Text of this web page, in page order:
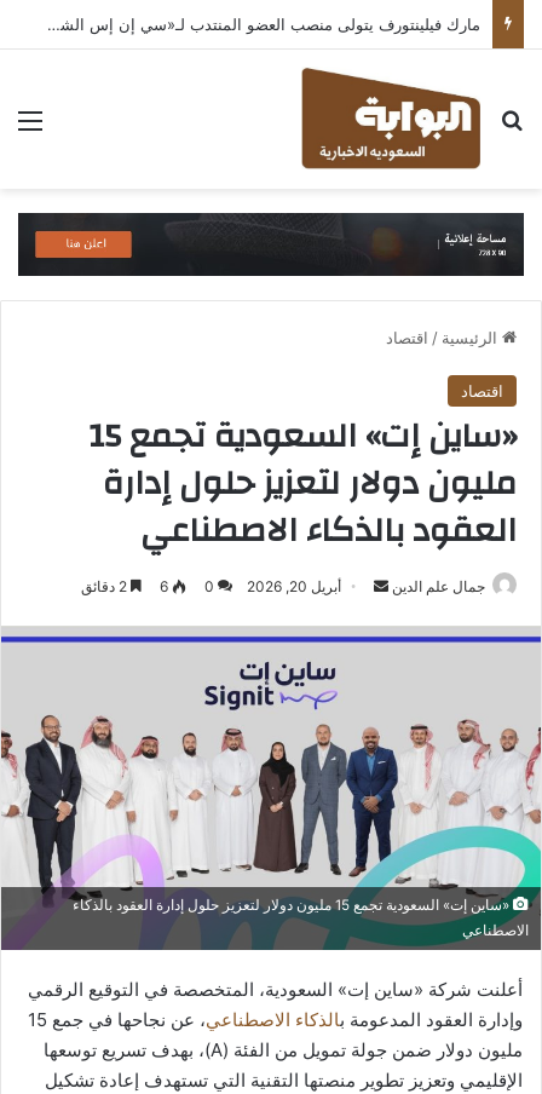
مارك فيلينتورف يتولى منصب العضو المنتدب لـ«سي إن إس الشرق الأوسط» ويشرف على شركات قطاع التكنولوجيا ضمن مجموعة غباش
بحث عن
الرئيسية / اقتصاد
اقتصاد
«ساين إت» السعودية تجمع 15
مليون دولار لتعزيز حلول إدارة
العقود بالذكاء الاصطناعي
جمال علم الدين
أرسل
إلكترونيا
أبريل 20, 2026 0
6
«ساين إت» السعودية تجمع 15 مليون دولار لتعزيز حلول إدارة العقود بالذكاء
الاصطناعي
أعلنت شركة «ساين إت» السعودية، المتخصصة في التوقيع الرقمي
وإدارة العقود المدعومة بالذكاء الاصطناعي
، عن نجاحها في جمع 15
مليون دولار ضمن جولة تمويل من الفئة (A)، بهدف تسريع توسعها
الإقليمي وتعزيز تطوير منصتها التقنية التي تستهدف إعادة تشكيل